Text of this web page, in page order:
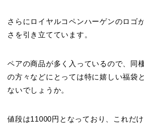
さらにロイヤルコペンハーゲンのロゴ
さを引き立てています。
ペアの商品が多く入っているので、同
の方々などにとっては特に嬉しい福袋
ないでしょうか。
値段は11000円となっており、これだ